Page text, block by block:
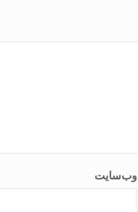
وب‌سایت